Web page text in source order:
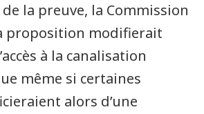
la preuve, la Commission
proposition modifierait
à la canalisation
même si certaines
alors d’une